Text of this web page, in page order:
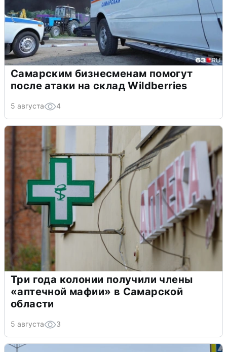
Самарским бизнесменам помогут
после атаки на склад Wildberries
5 августа 4
Три года колонии получили члены
«аптечной мафии» в Самарской
области
5 августа 3